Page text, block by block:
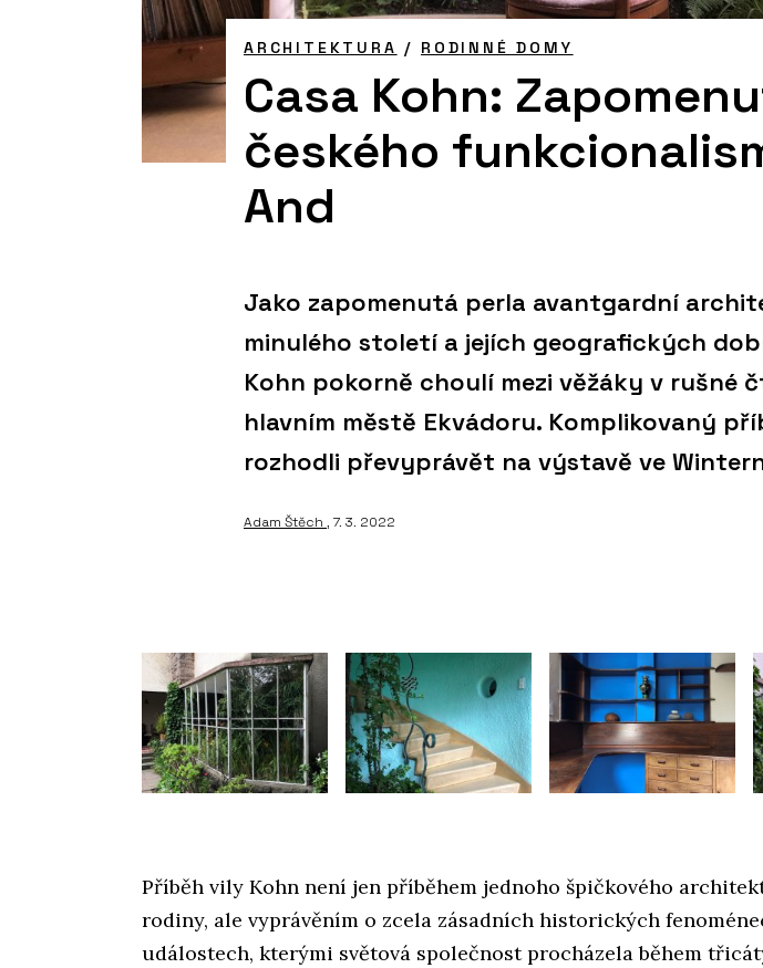
ARCHITEKTURA / RODINNÉ DOMY
Casa Kohn:
českého
And
Jako zapomenutá perla avantgardní
minulého století a jejích geografických
Kohn pokorně choulí mezi věžáky v rušné
hlavním městě Ekvádoru. Komplikovaný
rozhodli převyprávět na výstavě ve
Adam Štěch , 7. 3. 2022
Příběh vily Kohn není jen příběhem jednoho špičkového
rodiny, ale vyprávěním o zcela zásadních historických
událostech, kterými světová společnost procházela během